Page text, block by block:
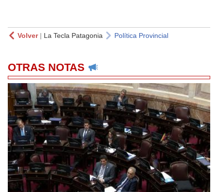
Volver| La Tecla Patagonia Política Provincial
OTRAS NOTAS